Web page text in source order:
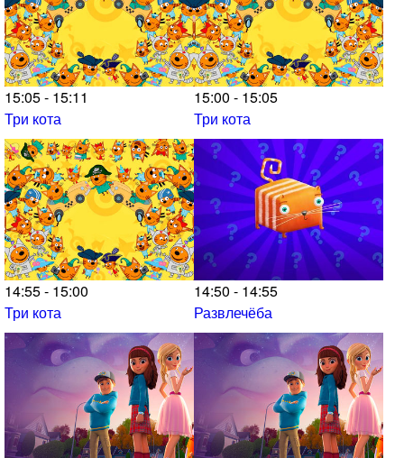
15:05 - 15:11
Три кота
15:00 - 15:05
Три кота
14:55 - 15:00
Три кота
14:50 - 14:55
Развлечёба